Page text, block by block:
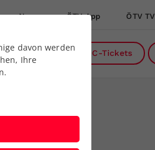
News ÖTV App ÖTV TV
DC-Tickets
davon werden
Ihre